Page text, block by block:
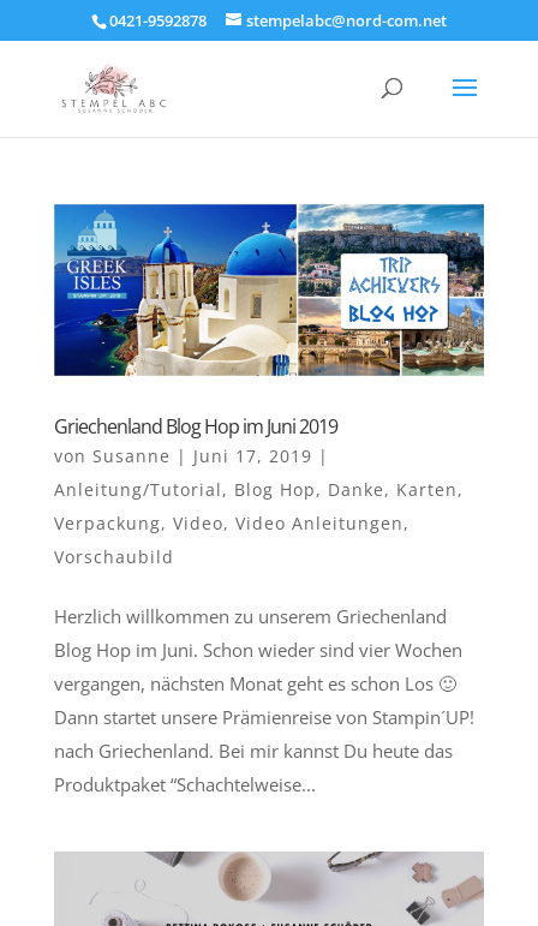
0421-9592878 stempelabc@nord-com.net
Griechenland Blog Hop im Juni 2019
von Susanne | Juni 17, 2019 |
Anleitung/Tutorial, Blog Hop, Danke, Karten,
Verpackung, Video, Video Anleitungen,
Vorschaubild
Herzlich willkommen zu unserem Griechenland
Blog Hop im Juni. Schon wieder sind vier Wochen
vergangen, nächsten Monat geht es schon Los 🙂
Dann startet unsere Prämienreise von Stampin´UP!
nach Griechenland. Bei mir kannst Du heute das
Produktpaket “Schachtelweise...